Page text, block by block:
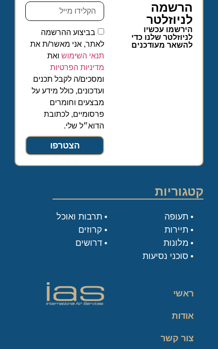
הרשמה
לניוזלטר
הירשמו עכשיו
לניוזלטר שלנו כדי
להשאר מעודכנים
בביצוע ההרשמה
לאתר, אני מאשר/ת את
תנאי השימוש ואת
מדיניות הפרטיות
ומסכים/ה לקבל תכנים
ועדכונים, כולל מידע על
מבצעים וחומרים
פרסומיים, לכתובת
הדוא״ל שלי.
הצטרפו
קטגוריות
תעופה
תיירות
מלונות
סוכני נסיעות
תרבות ואוכל
קרוזים
דרושים
ראשי
אודות
צור קשר